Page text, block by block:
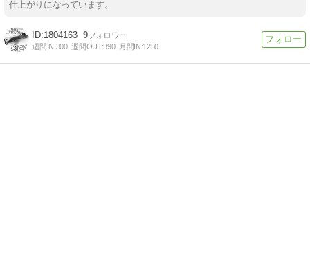
仕上がりになっています。
1804163 9
週間IN:300 週間OUT:390 月間IN:1250